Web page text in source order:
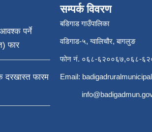
पर्ने
फार
दरखास्त फारम
सम्पर्क विवरण
बडिगाड गाउँपालिका
वडिगाड-५, ग्वालिचौर, बागलुङ
फोन नं. ०६८-६२००६७,०६८-
Email: